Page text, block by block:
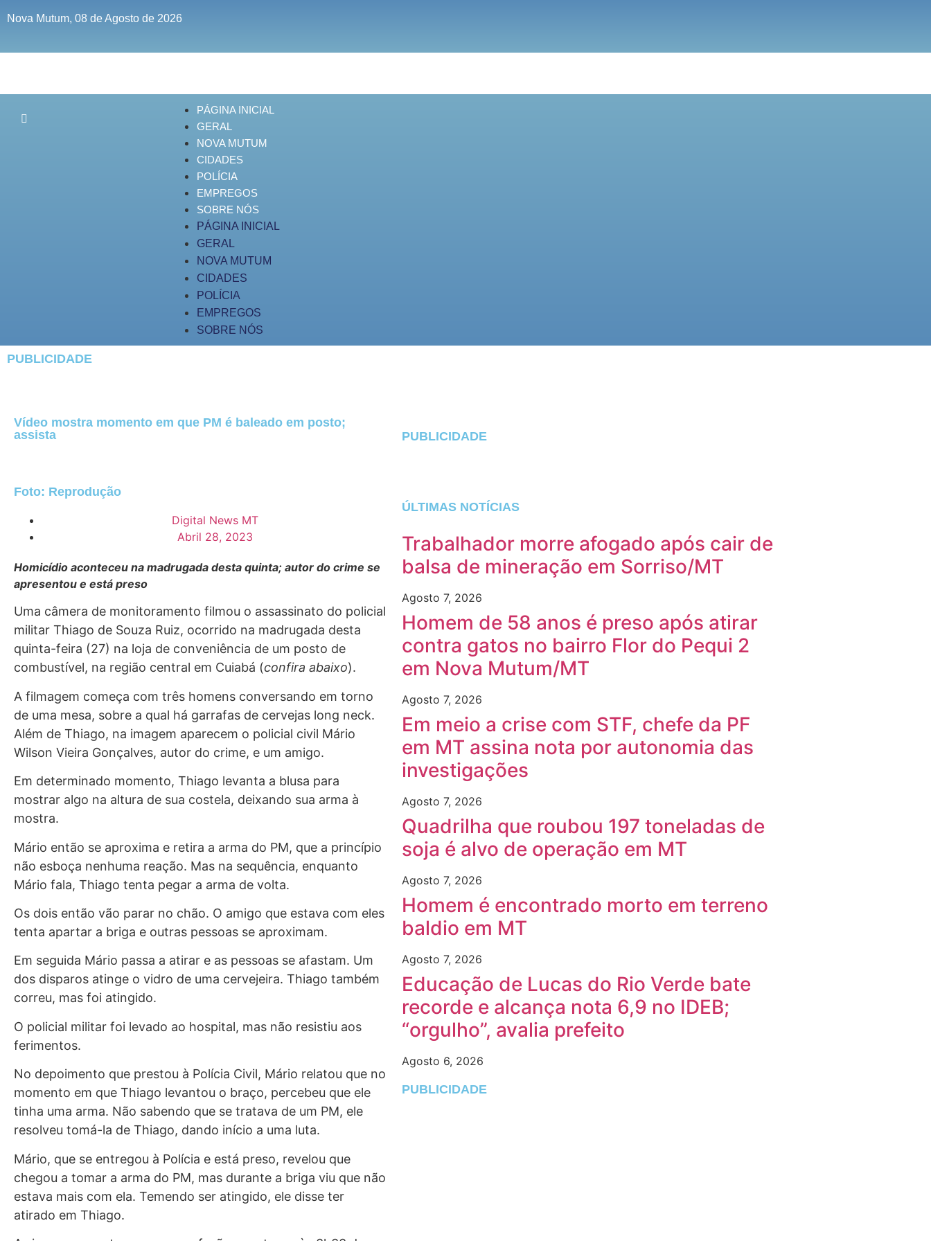
Nova Mutum, 08 de Agosto de 2026
PÁGINA INICIAL
GERAL
NOVA MUTUM
CIDADES
POLÍCIA
EMPREGOS
SOBRE NÓS
PÁGINA INICIAL
GERAL
NOVA MUTUM
CIDADES
POLÍCIA
EMPREGOS
SOBRE NÓS
PUBLICIDADE
Vídeo mostra momento em que PM é baleado em posto;
assista
Foto: Reprodução
Digital News MT
Abril 28, 2023
Homicídio aconteceu na madrugada desta quinta; autor do crime se
apresentou e está preso
Uma câmera de monitoramento filmou o assassinato do policial
militar Thiago de Souza Ruiz, ocorrido na madrugada desta
quinta-feira (27) na loja de conveniência de um posto de
combustível, na região central em Cuiabá (confira abaixo).
A filmagem começa com três homens conversando em torno
de uma mesa, sobre a qual há garrafas de cervejas long neck.
Além de Thiago, na imagem aparecem o policial civil Mário
Wilson Vieira Gonçalves, autor do crime, e um amigo.
Em determinado momento, Thiago levanta a blusa para
mostrar algo na altura de sua costela, deixando sua arma à
mostra.
Mário então se aproxima e retira a arma do PM, que a princípio
não esboça nenhuma reação. Mas na sequência, enquanto
Mário fala, Thiago tenta pegar a arma de volta.
Os dois então vão parar no chão. O amigo que estava com eles
tenta apartar a briga e outras pessoas se aproximam.
Em seguida Mário passa a atirar e as pessoas se afastam. Um
dos disparos atinge o vidro de uma cervejeira. Thiago também
correu, mas foi atingido.
O policial militar foi levado ao hospital, mas não resistiu aos
ferimentos.
No depoimento que prestou à Polícia Civil, Mário relatou que no
momento em que Thiago levantou o braço, percebeu que ele
tinha uma arma. Não sabendo que se tratava de um PM, ele
resolveu tomá-la de Thiago, dando início a uma luta.
Mário, que se entregou à Polícia e está preso, revelou que
chegou a tomar a arma do PM, mas durante a briga viu que não
estava mais com ela. Temendo ser atingido, ele disse ter
atirado em Thiago.
PUBLICIDADE
ÚLTIMAS NOTÍCIAS
Trabalhador morre afogado após cair de
balsa de mineração em Sorriso/MT
Agosto 7, 2026
Homem de 58 anos é preso após atirar
contra gatos no bairro Flor do Pequi 2
em Nova Mutum/MT
Agosto 7, 2026
Em meio a crise com STF, chefe da PF
em MT assina nota por autonomia das
investigações
Agosto 7, 2026
Quadrilha que roubou 197 toneladas de
soja é alvo de operação em MT
Agosto 7, 2026
Homem é encontrado morto em terreno
baldio em MT
Agosto 7, 2026
Educação de Lucas do Rio Verde bate
recorde e alcança nota 6,9 no IDEB;
“orgulho”, avalia prefeito
Agosto 6, 2026
PUBLICIDADE